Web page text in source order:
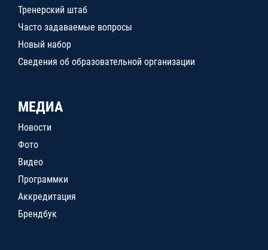
Тренерский штаб
Часто задаваемые вопросы
Новый набор
Сведения об образовательной организации
МЕДИА
Новости
Фото
Видео
Программки
Аккредитация
Брендбук